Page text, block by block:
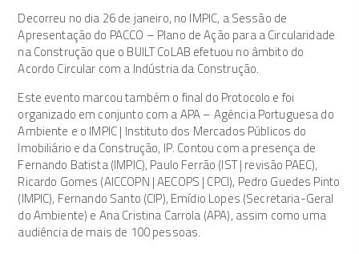
Decorreu no dia 26 de janeiro, no IMPIC, a Sessão de
Apresentação do PACCO – Plano de Ação para a Circularidade
na Construção que o BUILT CoLAB efetuou no âmbito do
Acordo Circular com a Indústria da Construção.
Este evento marcou também o final do Protocolo e foi
organizado em conjunto com a APA – Agência Portuguesa do
Ambiente e o IMPIC | Instituto dos Mercados Públicos do
Imobiliário e da Construção, IP. Contou com a presença de
Fernando Batista (IMPIC), Paulo Ferrão (IST | revisão PAEC),
Ricardo Gomes (AICCOPN | AECOPS | CPCI), Pedro Guedes Pinto
(IMPIC), Fernando Santo (CIP), Emídio Lopes (Secretaria-Geral
do Ambiente) e Ana Cristina Carrola (APA), assim como uma
audiência de mais de 100 pessoas.